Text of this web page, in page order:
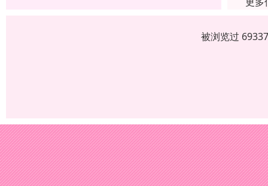
被浏览过